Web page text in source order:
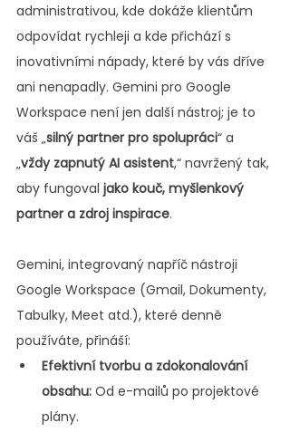
administrativou, kde dokáže klientům
odpovídat rychleji a kde přichází s
inovativními nápady, které by vás dříve
ani nenapadly. Gemini pro Google
Workspace není jen další nástroj; je to
váš „silný partner pro spolupráci“ a
„vždy zapnutý AI asistent,“ navržený tak,
aby fungoval jako kouč, myšlenkový
partner a zdroj inspirace.
Gemini, integrovaný napříč nástroji
Google Workspace (Gmail, Dokumenty,
Tabulky, Meet atd.), které denně
používáte, přináší:
Efektivní tvorbu a zdokonalování
obsahu: Od e-mailů po projektové
plány.